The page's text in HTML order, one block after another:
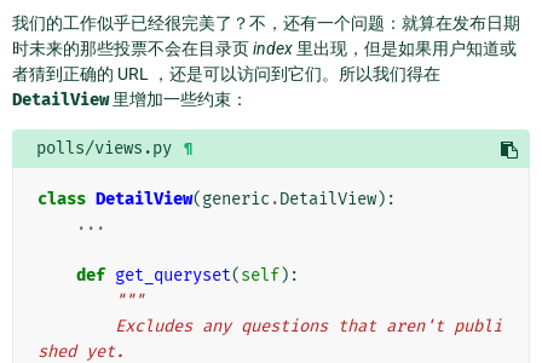
我们的工作似乎已经很完美了？不，还有一个问题：就算在发布日期
时未来的那些投票不会在目录页index 里出现，但是如果用户知道或
者猜到正确的 URL ，还是可以访问到它们。所以我们得在
DetailView里增加一些约束：
polls/views.py ¶
class DetailView(generic .DetailView):
...
def get_queryset(self):
"""
shed yet.